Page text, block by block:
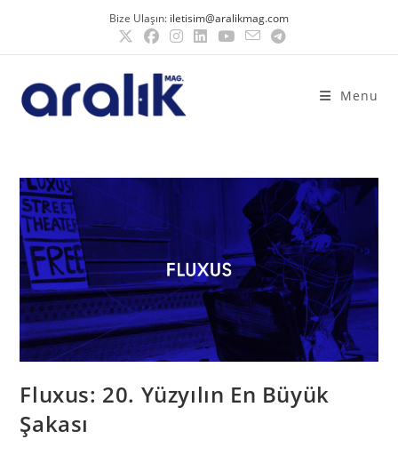
Bize Ulaşın: iletisim@aralikmag.com
Menu
Fluxus: 20. Yüzyılın En Büyük
Şakası